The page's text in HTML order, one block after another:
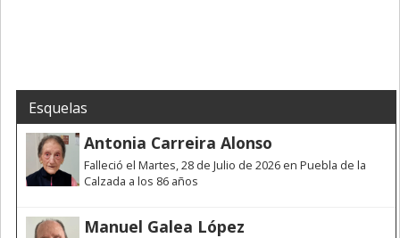
Esquelas
Antonia Carreira Alonso
Falleció el Martes, 28 de Julio de 2026 en Puebla de la
Calzada a los 86 años
Manuel Galea López